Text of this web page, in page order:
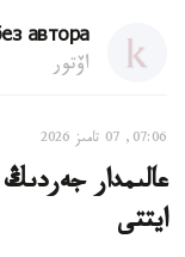
автора
اۆتور
07:06, 07 تامىز 2026
عالىمدار
ايتتى